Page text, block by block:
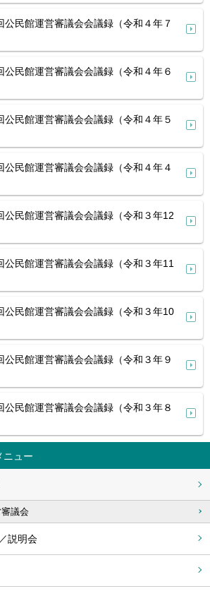
議会
説明会
公民館運営審議会会議録（令和４年７
公民館運営審議会会議録（令和４年６
公民館運営審議会会議録（令和４年５
公民館運営審議会会議録（令和４年４
公民館運営審議会会議録（令和３年12
公民館運営審議会会議録（令和３年11
公民館運営審議会会議録（令和３年10
公民館運営審議会会議録（令和３年９
公民館運営審議会会議録（令和３年８